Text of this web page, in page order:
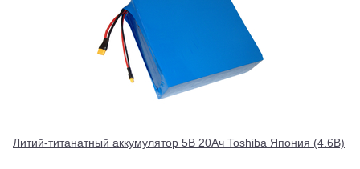
Литий-титанатный аккумулятор 5В 20Ач Toshiba Япония (4.6В)